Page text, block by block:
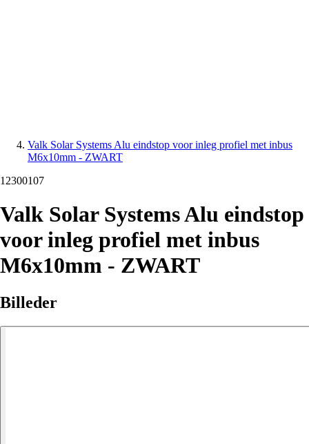
Valk Solar Systems Alu eindstop voor inleg profiel met inbus
M6x10mm - ZWART
12300107
Valk Solar Systems Alu eindstop
voor inleg profiel met inbus
M6x10mm - ZWART
Billeder